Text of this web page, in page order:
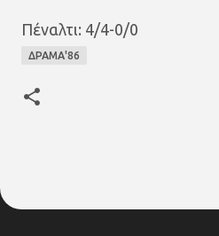
Πέναλτι: 4/4-0/0
ΔΡΑΜΑ'86